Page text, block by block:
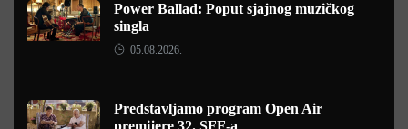
Power Ballad: Poput sjajnog muzičkog
singla
05.08.2026.
Predstavljamo program Open Air